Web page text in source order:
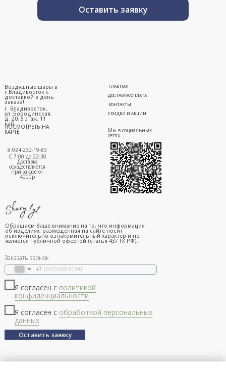
Оставить заявку
г. Владивосток,
ул. Бородинская,
д. 20, 5 этаж, 11
каб.
ПОСМОТРЕТЬ НА
КАРТЕ
ГЛАВНАЯ
ДОСТАВКА/ОПЛАТА
СКИДКИ И АКЦИИ
КОНТАКТЫ
8-924-232-19-83
С 7:00 до 22:30
Доставка
осуществляется
при заказе от
4000р
Воздушные шары в
г.Владивосток с
доставкой в день
заказа!
Мы в социальных
сетях
Заказать звонок
+7
Я согласен с политикой
конфиденциальности
Я согласен с обработкой персональных
данных
Оставить заявку
Обращаем Ваше внимание на то, что информация
об изделиях, размещённая на сайте носит
исключительно ознакомительный характер и не
является публичной офертой (статья 437 ГК РФ),